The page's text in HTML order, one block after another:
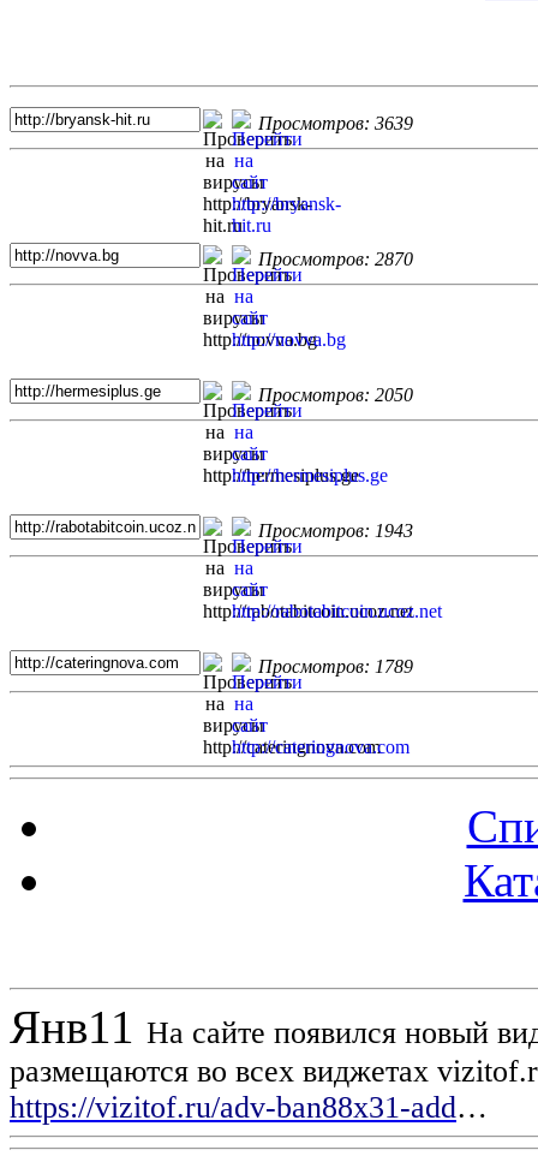
Просмотров: 3639
Просмотров: 2870
Просмотров: 2050
Просмотров: 1943
Просмотров: 1789
Янв11 На сайте появился новый
размещаются во всех виджетах
https://vizitof.ru/adv-ban88x31-add…